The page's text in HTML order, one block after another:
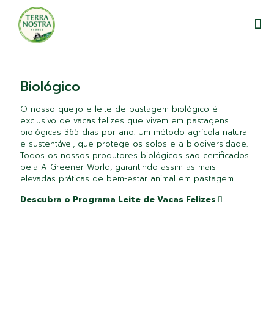
Biológico
O nosso queijo e leite de pastagem biológico é
exclusivo de vacas felizes que vivem em pastagens
biológicas 365 dias por ano. Um método agrícola natural
e sustentável, que protege os solos e a biodiversidade.
Todos os nossos produtores biológicos são certificados
pela A Greener World, garantindo assim as mais
elevadas práticas de bem-estar animal em pastagem.
Descubra o Programa Leite de Vacas Felizes